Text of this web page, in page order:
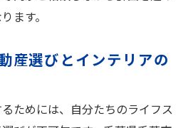
ます。
産選びとインテリアの
ためには、自分たちのライフス